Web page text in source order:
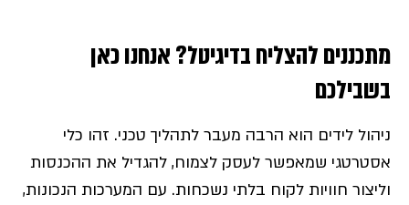
מתכננים להצליח בדיגיטל? אנחנו כאן
בשבילכם
ניהול לידים הוא הרבה מעבר לתהליך טכני. זהו כלי
אסטרטגי שמאפשר לעסק לצמוח, להגדיל את ההכנסות
וליצור חוויות לקוח בלתי נשכחות. עם המערכות הנכונות,